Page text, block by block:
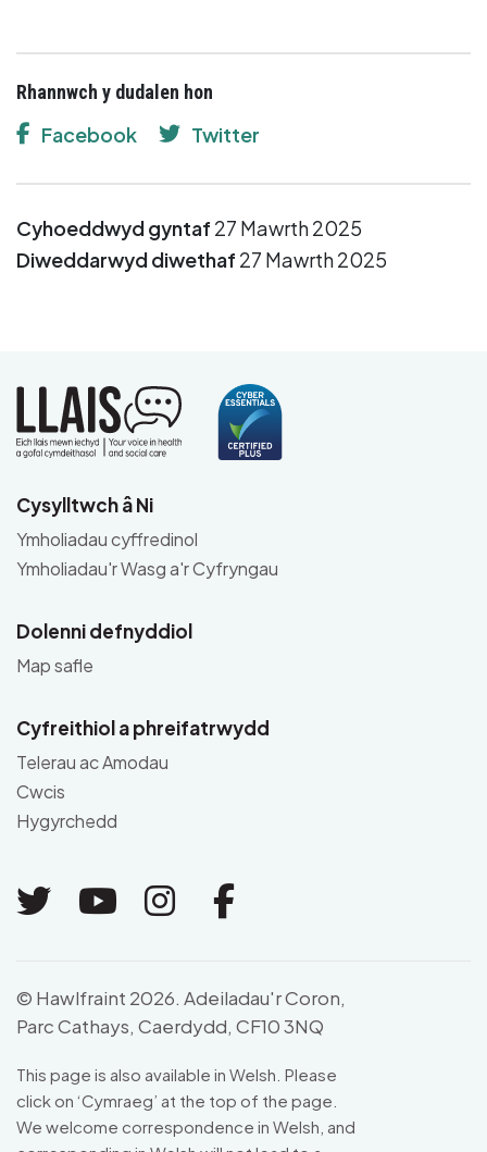
Rhannwch y dudalen hon
Facebook Twitter
Cyhoeddwyd gyntaf 27 Mawrth 2025
Diweddarwyd diwethaf 27 Mawrth 2025
Cysylltwch â Ni
Ymholiadau cyffredinol
Ymholiadau'r Wasg a'r Cyfryngau
Dolenni defnyddiol
Map safle
Cyfreithiol a phreifatrwydd
Telerau ac Amodau
Cwcis
Hygyrchedd
Link to Twitter
Link to Youtube
Link to Instagram
Link to
© Hawlfraint 2026. Adeiladau'r Coron,
Parc Cathays, Caerdydd, CF10 3NQ
This page is also available in Welsh. Please
click on ‘Cymraeg’ at the top of the page.
We welcome correspondence in Welsh, and